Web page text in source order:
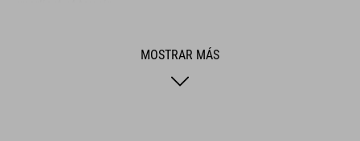
MOSTRAR MÁS